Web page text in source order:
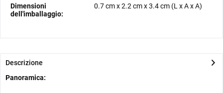
Dimensioni
dell'imballaggio:
0.7 cmx2.2 cmx3.4 cm (L x A x A)
Descrizione
Panoramica: